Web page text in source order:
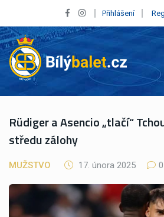
Přihlášení
Rüdiger a Asencio „tlačí“
středu zálohy
MUŽSTVO 17. února 2025